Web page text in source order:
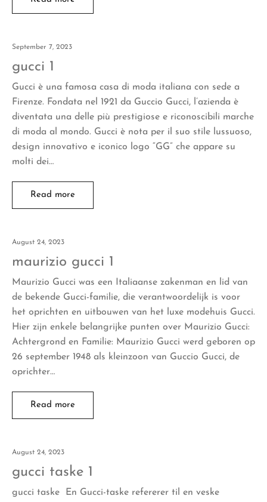
September 7, 2023
gucci 1
Gucci è una famosa casa di moda italiana con sede a
Firenze. Fondata nel 1921 da Guccio Gucci, l’azienda è
diventata una delle più prestigiose e riconoscibili marche
di moda al mondo. Gucci è nota per il suo stile lussuoso,
design innovativo e iconico logo “GG” che appare su
molti dei…
Read more
August 24, 2023
maurizio gucci 1
Maurizio Gucci was een Italiaanse zakenman en lid van
de bekende Gucci-familie, die verantwoordelijk is voor
het oprichten en uitbouwen van het luxe modehuis Gucci.
Hier zijn enkele belangrijke punten over Maurizio Gucci:
Achtergrond en Familie: Maurizio Gucci werd geboren op
26 september 1948 als kleinzoon van Guccio Gucci, de
oprichter…
Read more
August 24, 2023
gucci taske 1
gucci taske En Gucci-taske refererer til en veske